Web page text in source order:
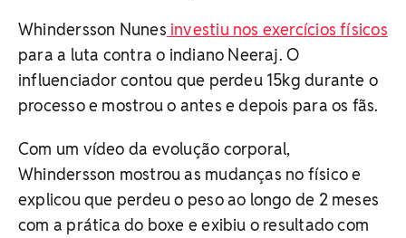
Whindersson Nunes investiu nos exercícios físicos
para a luta contra o indiano Neeraj. O
influenciador contou que perdeu 15kg durante o
processo e mostrou o antes e depois para os fãs.
Com um vídeo da evolução corporal,
Whindersson mostrou as mudanças no físico e
explicou que perdeu o peso ao longo de 2 meses
com a prática do boxe e exibiu o resultado com